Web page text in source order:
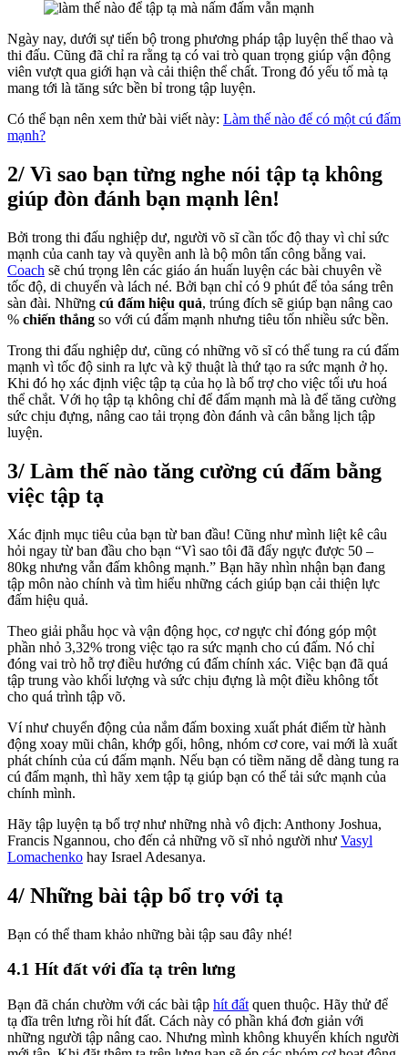
Ngày nay, dưới sự tiến bộ trong phương pháp tập luyện thể thao và
thi đấu. Cũng đã chỉ ra rằng tạ có vai trò quan trọng giúp vận động
viên vượt qua giới hạn và cải thiện thể chất. Trong đó yếu tố mà tạ
mang tới là tăng sức bền bỉ trong tập luyện.
Có thể bạn nên xem thử bài viết này: Làm thế nào để có một cú đấm
mạnh?
2/ Vì sao bạn từng nghe nói tập tạ không
giúp đòn đánh bạn mạnh lên!
Bởi trong thi đấu nghiệp dư, người võ sĩ cần tốc độ thay vì chỉ sức
mạnh của canh tay và quyền anh là bộ môn tấn công bằng vai.
Coach sẽ chú trọng lên các giáo án huấn luyện các bài chuyên về
tốc độ, di chuyển và lách né. Bởi bạn chỉ có 9 phút để tỏa sáng trên
sàn đài. Những cú đấm hiệu quả, trúng đích sẽ giúp bạn nâng cao
% chiến thắng so với cú đấm mạnh nhưng tiêu tốn nhiều sức bền.
Trong thi đấu nghiệp dư, cũng có những võ sĩ có thể tung ra cú đấm
mạnh vì tốc độ sinh ra lực và kỹ thuật là thứ tạo ra sức mạnh ở họ.
Khi đó họ xác định việc tập tạ của họ là bổ trợ cho việc tối ưu hoá
thể chắt. Với họ tập tạ không chỉ để đấm mạnh mà là để tăng cường
sức chịu đựng, nâng cao tải trọng đòn đánh và cân bằng lịch tập
luyện.
3/ Làm thế nào tăng cường cú đấm bằng
việc tập tạ
Xác định mục tiêu của bạn từ ban đầu! Cũng như mình liệt kê câu
hỏi ngay từ ban đầu cho bạn “Vì sao tôi đã đẩy ngực được 50 –
80kg nhưng vẫn đấm không mạnh.” Bạn hãy nhìn nhận bạn đang
tập môn nào chính và tìm hiểu những cách giúp bạn cải thiện lực
đấm hiệu quả.
Theo giải phẫu học và vận động học, cơ ngực chỉ đóng góp một
phần nhỏ 3,32% trong việc tạo ra sức mạnh cho cú đấm. Nó chỉ
đóng vai trò hỗ trợ điều hướng cú đấm chính xác. Việc bạn đã quá
tập trung vào khối lượng và sức chịu đựng là một điều không tốt
cho quá trình tập võ.
Ví như chuyển động của nắm đấm boxing xuất phát điểm từ hành
động xoay mũi chân, khớp gối, hông, nhóm cơ core, vai mới là xuất
phát chính của cú đấm mạnh. Nếu bạn có tiềm năng dễ dàng tung ra
cú đấm mạnh, thì hãy xem tập tạ giúp bạn có thể tải sức mạnh của
chính mình.
Hãy tập luyện tạ bổ trợ như những nhà vô địch: Anthony Joshua,
Francis Ngannou, cho đến cả những võ sĩ nhỏ người như Vasyl
Lomachenko hay Israel Adesanya.
4/ Những bài tập bổ trọ với tạ
Bạn có thể tham khảo những bài tập sau đây nhé!
4.1 Hít đất với đĩa tạ trên lưng
Bạn đã chán chườm với các bài tập hít đất quen thuộc. Hãy thử để
tạ đĩa trên lưng rồi hít đất. Cách này có phần khá đơn giản với
những người tập nâng cao. Nhưng mình không khuyến khích người